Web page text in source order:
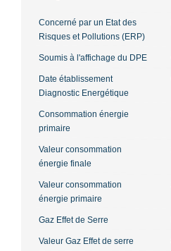
Concerné par un Etat des
Risques et Pollutions (ERP)
Soumis à l'affichage du DPE
Date établissement
Diagnostic Energétique
Consommation énergie
primaire
Valeur consommation
énergie finale
Valeur consommation
énergie primaire
Gaz Effet de Serre
Valeur Gaz Effet de serre